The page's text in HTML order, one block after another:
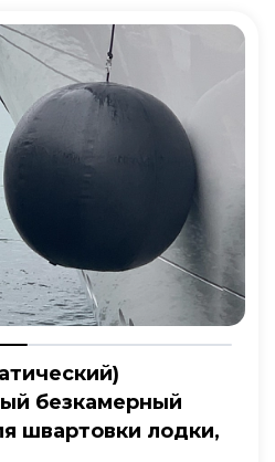
безкамерный
швартовки лодки,